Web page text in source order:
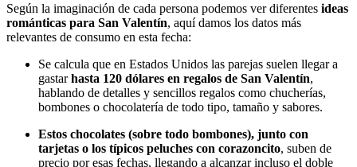
Según la imaginación de cada persona podemos ver diferentes ideas
románticas para San Valentín, aquí damos los datos más
relevantes de consumo en esta fecha:
Se calcula que en Estados Unidos las parejas suelen llegar a
gastarhasta 120 dólares en regalos de San Valentín,
hablando de detalles y sencillos regalos como chucherías,
bombones o chocolatería de todo tipo, tamaño y sabores.
Estos chocolates (sobre todo bombones), junto con
tarjetas o los típicos peluches con corazoncito, suben de
precio por esas fechas, llegando a alcanzar incluso el doble